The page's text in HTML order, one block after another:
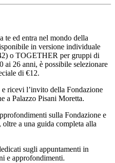
te ed entra nel mondo della
in versione individuale
o TOGETHER per gruppi di
ai 26 anni, è possibile selezionare
di €12.
ricevi l’invito della Fondazione
a Palazzo Pisani Moretta.
sulla Fondazione e
a una guida completa alla
sugli appuntamenti in
e approfondimenti.